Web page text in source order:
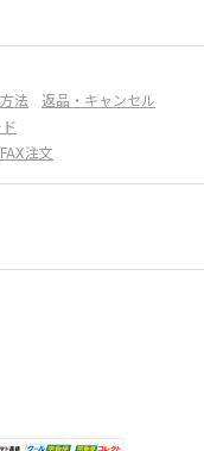
法
返品・キャンセル
FAX注文